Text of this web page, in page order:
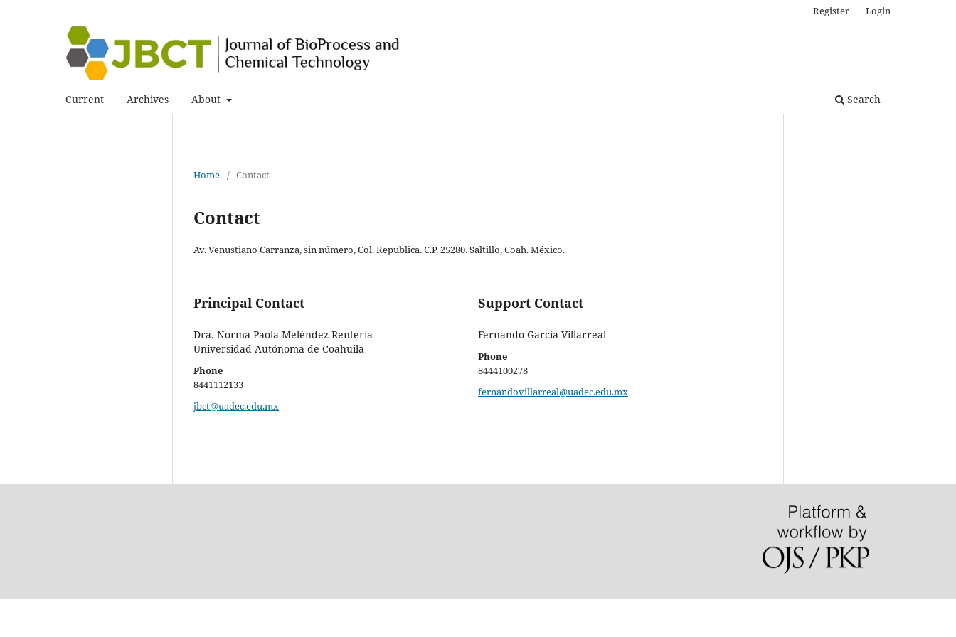
Current Archives About Search
Register Login
Home / Contact
Contact
Av. Venustiano Carranza, sin número, Col. Republica. C.P. 25280. Saltillo, Coah. México.
Principal Contact
Dra. Norma Paola Meléndez Rentería
Universidad Autónoma de Coahuila
Phone
8441112133
jbct@uadec.edu.mx
Support Contact
Fernando García Villarreal
Phone
8444100278
fernandovillarreal@uadec.edu.mx